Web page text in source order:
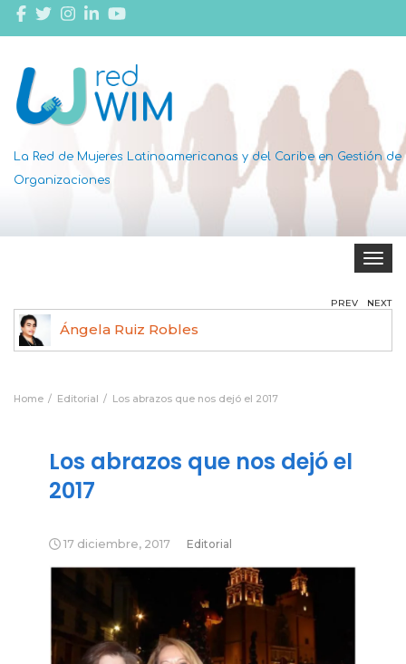
La Red de Mujeres Latinoamericanas y del Caribe en Gestión de
Organizaciones
Toggle
Ángela Ruiz Robles
PREV NEXT
Home Editorial Los abrazos que nos dejó el 2017
Los abrazos que nos dejó el
2017
17 diciembre, 2017 Editorial